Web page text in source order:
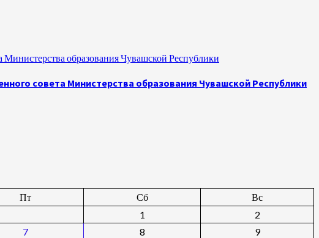
образования Чувашской Республики
совета Министерства образования Чувашской Республики
Пт Сб
Вс
1
2
7 8
9